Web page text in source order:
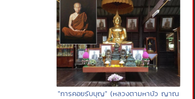
"การคอยรับบุญ" (หลวงตามหาบัว ญาณ